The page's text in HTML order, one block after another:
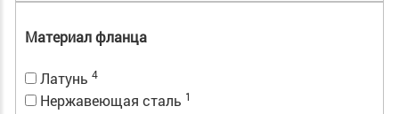
Материал фланца
Латунь 4
Нержавеющая сталь 1